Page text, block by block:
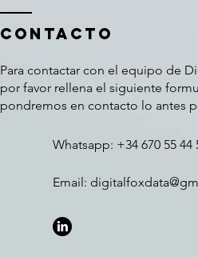
Contacto
Para contactar con el equipo de
por favor rellena el siguiente
pondremos en contacto lo antes
Whatsapp: +34 670 55 44
Email: